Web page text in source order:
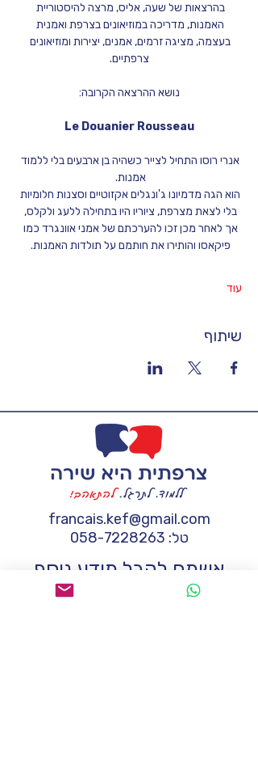
בהרצאות של שעה, אליס, מרצה להיסטוריית
האמנות, מדריכה במוזיאונים בצרפת ואמנית
בעצמה, מציגה זרמים, אמנים, יצירות ומוזיאונים
צרפתיים.
נושא ההרצאה הקרובה:
Le Douanier Rousseau
אנרי רוסו התחיל לצייר כשהיה בן ארבעים בלי ללמוד
אמנות.
הוא הגה מדמיונו ג'ונגלים אקזוטיים וסצנות חלומיות
בלי לצאת מצרפת, ציוריו היו בתחילה ללעג ולקלס,
אך לאחר מכן זכו להערכתם של אמני אוונגרד כמו
פיקאסו והותירו את חותמם על תולדות האמנות.
עוד
שיתוף
francais.kef@gmail.com
טל: 058-7228263
אשמח לקבל מידע נוסף